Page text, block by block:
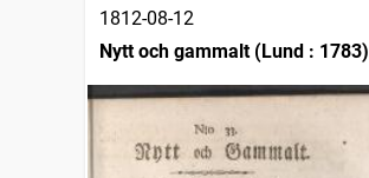
1812-08-12
Nytt och gammalt (Lund : 1783)